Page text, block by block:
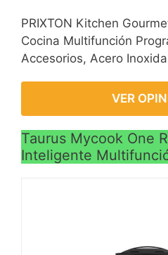
PRIXTON Kitchen
Cocina Multifunción
Accesorios, Acero
VER
Taurus Mycook One
Inteligente